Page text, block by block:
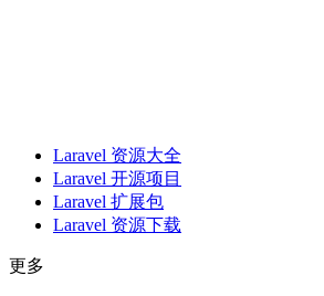
Laravel 资源大全
Laravel 开源项目
Laravel 扩展包
Laravel 资源下载
更多